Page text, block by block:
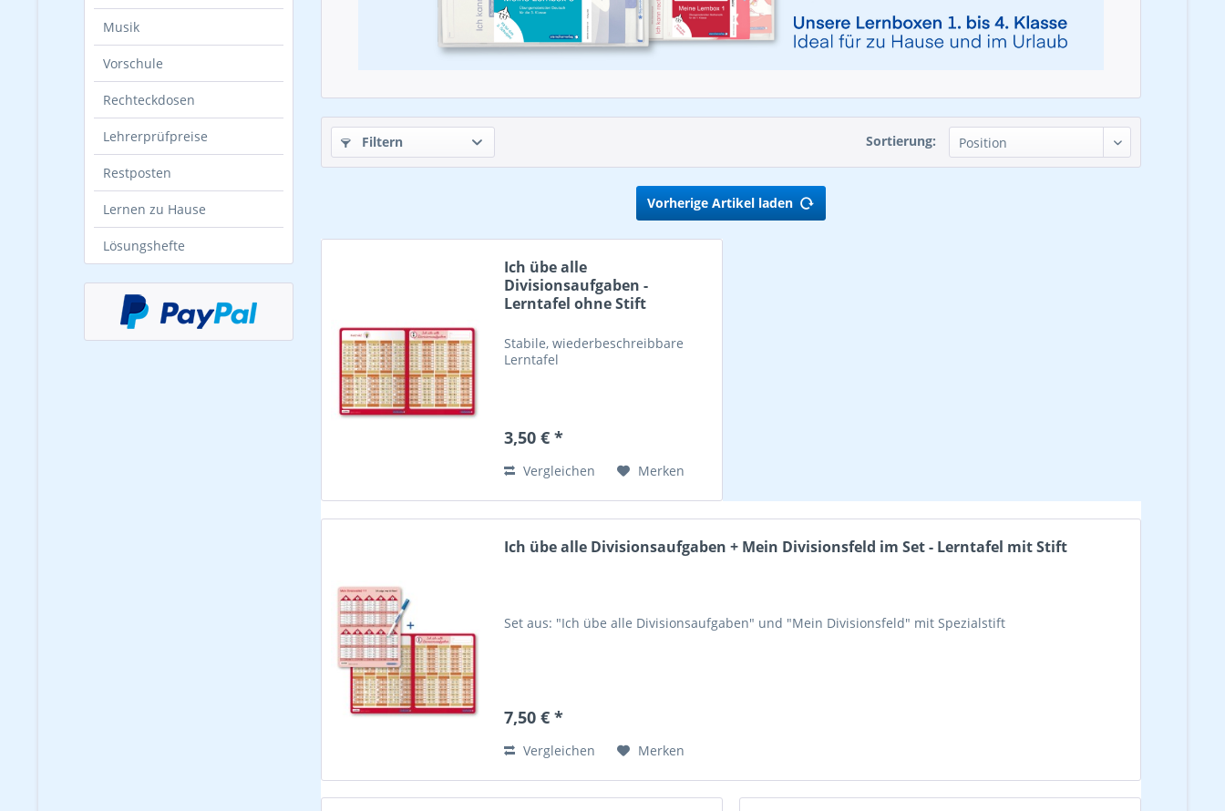
Musik
Vorschule
Rechteckdosen
Lehrerprüfpreise
Restposten
Lernen zu Hause
Lösungshefte
Filtern Sortierung:
Vorherige Artikel laden
Ich übe alle
Divisionsaufgaben -
Lerntafel ohne Stift
Stabile, wiederbeschreibbare
Lerntafel
3,50 € *
Vergleichen Merken
Ich übe alle Divisionsaufgaben + Mein Divisionsfeld im Set - Lerntafel mit Stift
Set aus: "Ich übe alle Divisionsaufgaben" und "Mein Divisionsfeld" mit Spezialstift
7,50 € *
Vergleichen Merken